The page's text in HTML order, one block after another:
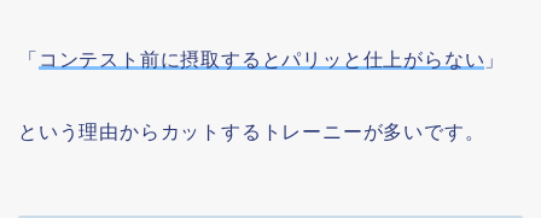
「 コンテスト前に摂取するとパリッと仕上がらない 」
という理由からカットするトレーニーが多いです。